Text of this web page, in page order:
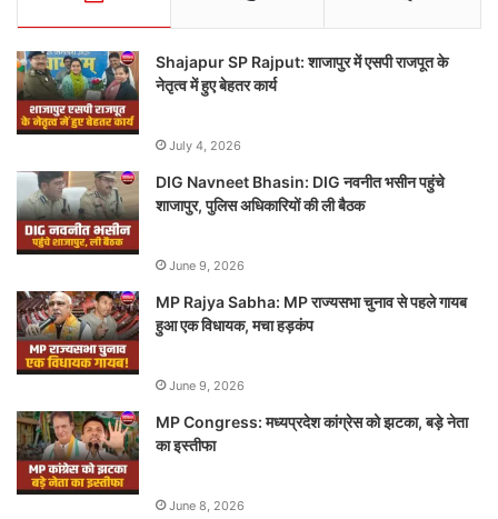
Shajapur SP Rajput: शाजापुर में एसपी राजपूत के
नेतृत्व में हुए बेहतर कार्य
July 4, 2026
DIG Navneet Bhasin: DIG नवनीत भसीन पहुंचे
शाजापुर, पुलिस अधिकारियों की ली बैठक
June 9, 2026
MP Rajya Sabha: MP राज्यसभा चुनाव से पहले गायब
हुआ एक विधायक, मचा हड़कंप
June 9, 2026
MP Congress: मध्यप्रदेश कांग्रेस को झटका, बड़े नेता
का इस्तीफा
June 8, 2026